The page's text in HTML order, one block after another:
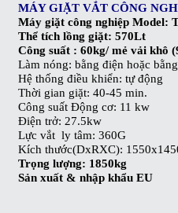
MÁY GIẶT VẮT CÔNG
Máy giặt công nghiệpModel:
Thể tích lồng giặt: 570Lt
Công suất : 60kg/ mẻ vải khô
Làm nóng: bằng điện hoặc
Hệ thống điều khiển: tự động
Thời gian giặt: 40-45 min.
Công suất Động cơ: 11 kw
Điện trở: 27.5kw
Lực vắt ly tâm: 360G
Kích thước(DxRXC):
Trọng lượng: 1850kg
Sản xuất & nhập khẩu EU